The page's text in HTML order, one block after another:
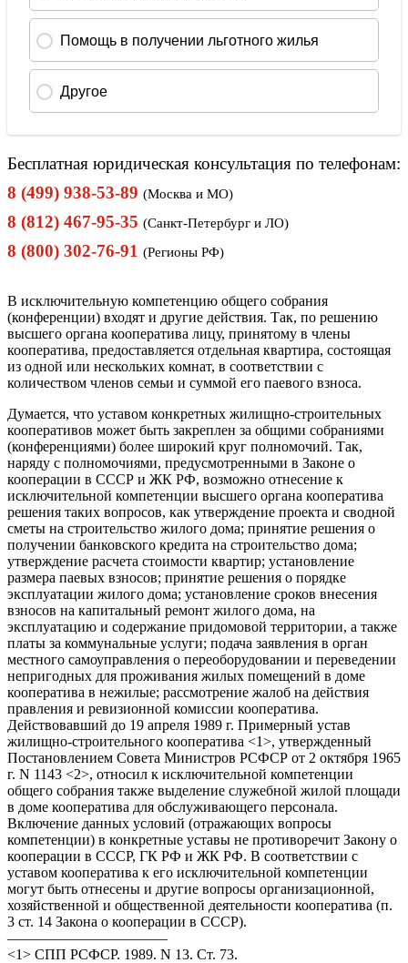
Бесплатная юридическая консультация по телефонам:
8 (499) 938-53-89 (Москва и МО)
8 (812) 467-95-35 (Санкт-Петербург и ЛО)
8 (800) 302-76-91 (Регионы РФ)
В исключительную компетенцию общего собрания
(конференции) входят и другие действия. Так, по решению
высшего органа кооператива лицу, принятому в члены
кооператива, предоставляется отдельная квартира, состоящая
из одной или нескольких комнат, в соответствии с
количеством членов семьи и суммой его паевого взноса.
Думается, что уставом конкретных жилищно-строительных
кооперативов может быть закреплен за общими собраниями
(конференциями) более широкий круг полномочий. Так,
наряду с полномочиями, предусмотренными в Законе о
кооперации в СССР и ЖК РФ, возможно отнесение к
исключительной компетенции высшего органа кооператива
решения таких вопросов, как утверждение проекта и сводной
сметы на строительство жилого дома; принятие решения о
получении банковского кредита на строительство дома;
утверждение расчета стоимости квартир; установление
размера паевых взносов; принятие решения о порядке
эксплуатации жилого дома; установление сроков внесения
взносов на капитальный ремонт жилого дома, на
эксплуатацию и содержание придомовой территории, а также
платы за коммунальные услуги; подача заявления в орган
местного самоуправления о переоборудовании и переведении
непригодных для проживания жилых помещений в доме
кооператива в нежилые; рассмотрение жалоб на действия
правления и ревизионной комиссии кооператива.
Действовавший до 19 апреля 1989 г. Примерный устав
жилищно-строительного кооператива <1>, утвержденный
Постановлением Совета Министров РСФСР от 2 октября 1965
г. N 1143 <2>, относил к исключительной компетенции
общего собрания также выделение служебной жилой площади
в доме кооператива для обслуживающего персонала.
Включение данных условий (отражающих вопросы
компетенции) в конкретные уставы не противоречит Закону о
кооперации в СССР, ГК РФ и ЖК РФ. В соответствии с
уставом кооператива к его исключительной компетенции
могут быть отнесены и другие вопросы организационной,
хозяйственной и общественной деятельности кооператива (п.
3 ст. 14 Закона о кооперации в СССР).
———————————
<1> СПП РСФСР. 1989. N 13. Ст. 73.